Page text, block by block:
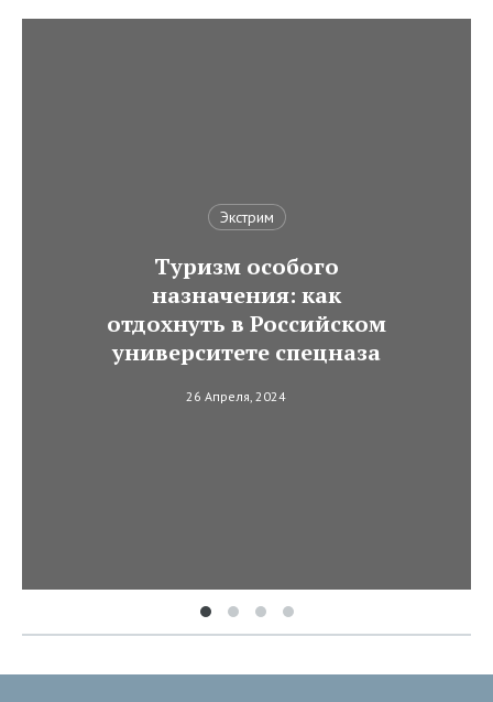
Экстрим
Туризм особого
назначения: как
отдохнуть в Российском
университете спецназа
26 Апреля, 2024